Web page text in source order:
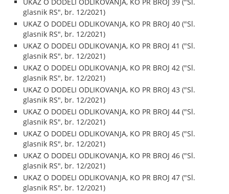
glasnik RS", br. 12/2021)
UKAZ O DODELI ODLIKOVANJA, KO PR BROJ 40 ("Sl.
glasnik RS", br. 12/2021)
UKAZ O DODELI ODLIKOVANJA, KO PR BROJ 41 ("Sl.
glasnik RS", br. 12/2021)
UKAZ O DODELI ODLIKOVANJA, KO PR BROJ 42 ("Sl.
glasnik RS", br. 12/2021)
UKAZ O DODELI ODLIKOVANJA, KO PR BROJ 43 ("Sl.
glasnik RS", br. 12/2021)
UKAZ O DODELI ODLIKOVANJA, KO PR BROJ 44 ("Sl.
glasnik RS", br. 12/2021)
UKAZ O DODELI ODLIKOVANJA, KO PR BROJ 45 ("Sl.
glasnik RS", br. 12/2021)
UKAZ O DODELI ODLIKOVANJA, KO PR BROJ 46 ("Sl.
glasnik RS", br. 12/2021)
UKAZ O DODELI ODLIKOVANJA, KO PR BROJ 47 ("Sl.
glasnik RS", br. 12/2021)